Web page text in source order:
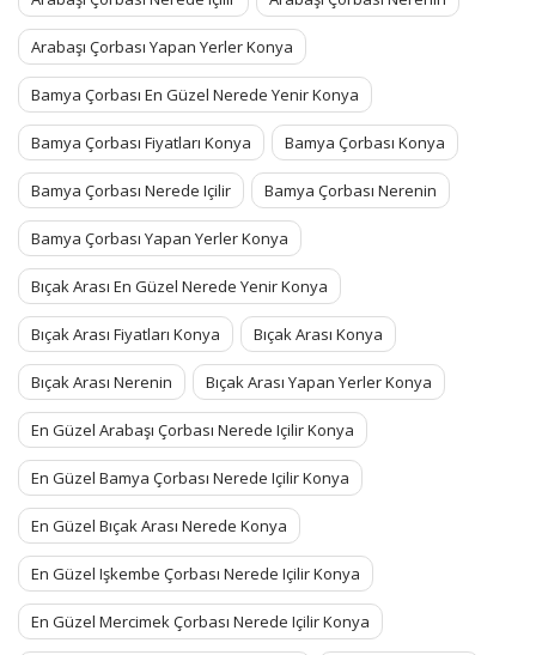
Arabaşı Çorbası Yapan Yerler Konya
Bamya Çorbası En Güzel Nerede Yenir Konya
Bamya Çorbası Fiyatları Konya Bamya Çorbası Konya
Bamya Çorbası Nerede Içilir Bamya Çorbası Nerenin
Bamya Çorbası Yapan Yerler Konya
Bıçak Arası En Güzel Nerede Yenir Konya
Bıçak Arası Fiyatları Konya Bıçak Arası Konya
Bıçak Arası Nerenin Bıçak Arası Yapan Yerler Konya
En Güzel Arabaşı Çorbası Nerede Içilir Konya
En Güzel Bamya Çorbası Nerede Içilir Konya
En Güzel Bıçak Arası Nerede Konya
En Güzel Işkembe Çorbası Nerede Içilir Konya
En Güzel Mercimek Çorbası Nerede Içilir Konya